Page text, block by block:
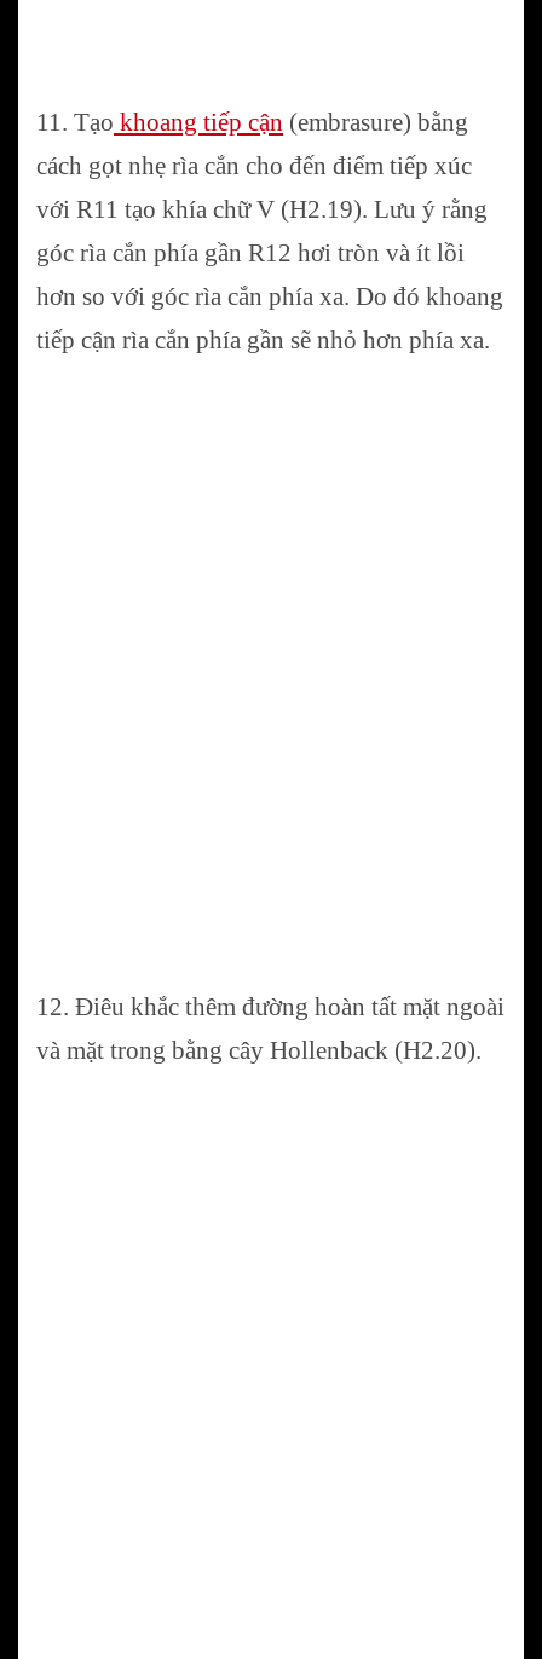
11. Tạo khoang tiếp cận (embrasure) bằng
cách gọt nhẹ rìa cắn cho đến điểm tiếp xúc
với R11 tạo khía chữ V (H2.19). Lưu ý rằng
góc rìa cắn phía gần R12 hơi tròn và ít lồi
hơn so với góc rìa cắn phía xa. Do đó khoang
tiếp cận rìa cắn phía gần sẽ nhỏ hơn phía xa.
12. Điêu khắc thêm đường hoàn tất mặt ngoài
và mặt trong bằng cây Hollenback (H2.20).